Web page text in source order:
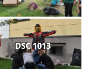
DSC 1013